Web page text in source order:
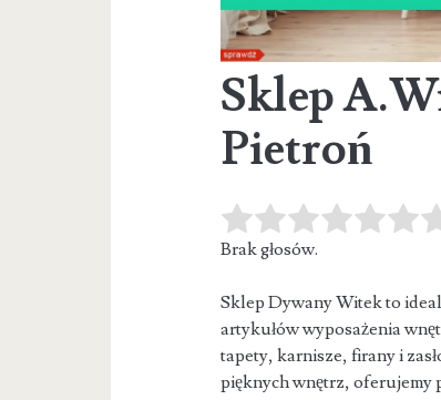
Sklep
Pietroń
Brak głosów.
Sklep Dywany Witek to
artykułów wyposażenia
tapety, karnisze, firany i
pięknych wnętrz, oferujemy